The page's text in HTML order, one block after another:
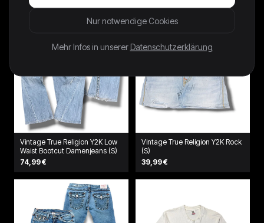
Vintage True Religion Y2K Low
Waist Bootcut Damenjeans (S)
74,99 €
Vintage True Religion Y2K Rock
(S)
39,99 €
Nur notwendige Cookies
Mehr Infos in unserer Datenschutzerklärung